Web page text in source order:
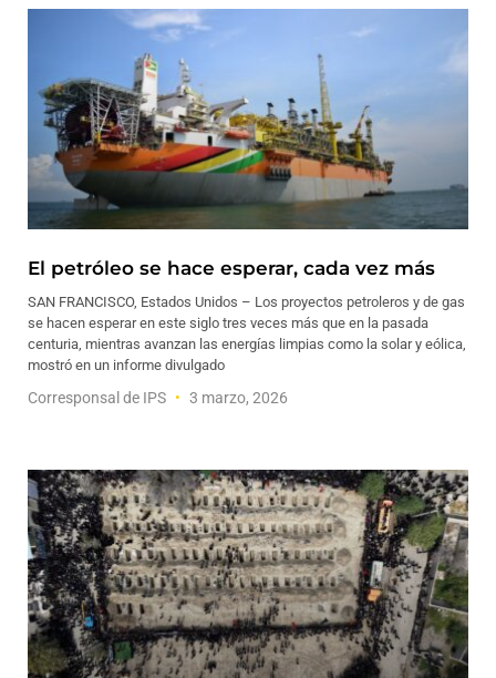
El petróleo se hace esperar, cada vez más
SAN FRANCISCO, Estados Unidos – Los proyectos petroleros y de gas
se hacen esperar en este siglo tres veces más que en la pasada
centuria, mientras avanzan las energías limpias como la solar y eólica,
mostró en un informe divulgado
Corresponsal de IPS 3 marzo, 2026